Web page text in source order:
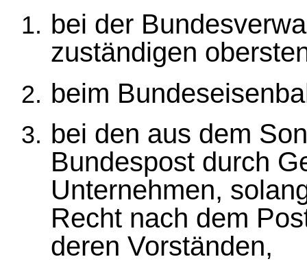
bei der
zuständigen
beim
bei den aus dem
Bundespost durch
Unternehmen,
Recht nach dem
deren Vorständen,